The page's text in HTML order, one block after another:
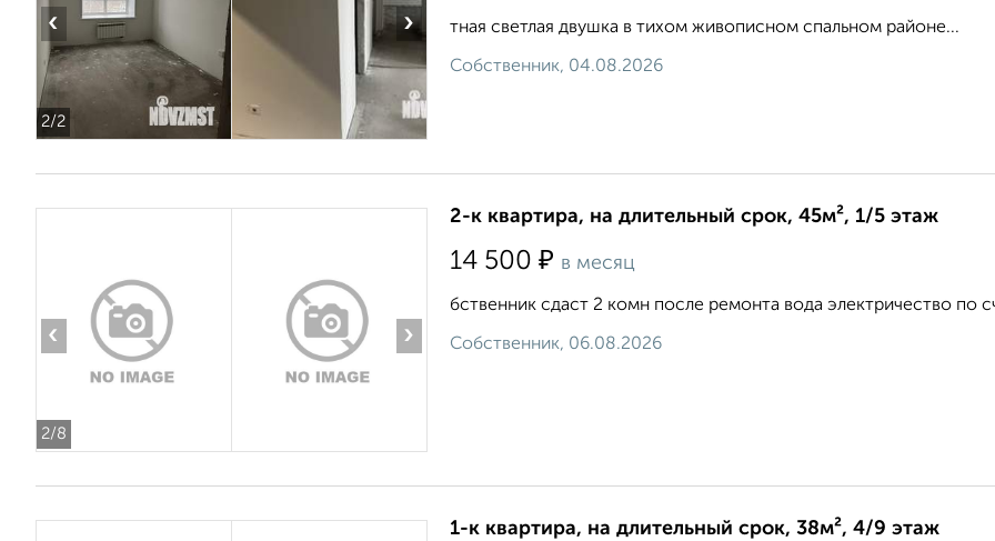
2/2
‹ › тная светлая двушка в тихом живописном спальном районе...
Собственник, 04.08.2026
2/8
‹ ›
2-к квартира, на длительный срок, 45м², 1/5 этаж
14 500 ₽ в месяц
бственник сдаст 2 комн после ремонта вода электричество по
Собственник, 06.08.2026
1-к квартира, на длительный срок, 38м², 4/9 этаж